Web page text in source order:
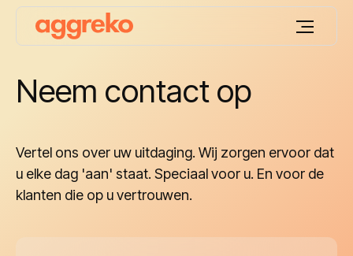
Neem contact op
Vertel ons over uw uitdaging. Wij zorgen ervoor dat
u elke dag 'aan' staat. Speciaal voor u. En voor de
klanten die op u vertrouwen.